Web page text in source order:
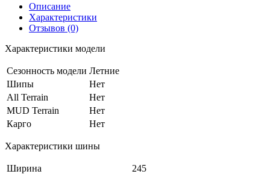
Описание
Характеристики
Отзывов (0)
Характеристики модели
Сезонность модели Летние
Шипы
Нет
All Terrain
Нет
MUD Terrain
Нет
Карго
Нет
Характеристики шины
Ширина
245